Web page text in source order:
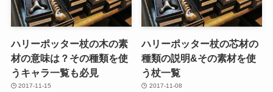
ハリーポッター杖の木の素
材の意味は？その種類を使
うキャラ一覧も必見
2017-11-15
ハリーポッター杖の芯材の
種類の説明&その素材を使
う杖一覧
2017-11-08